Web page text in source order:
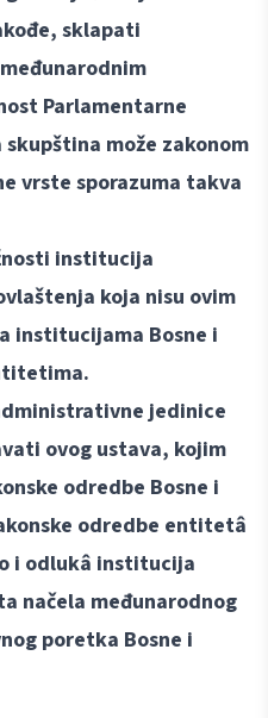
sklapati
Parlamentarne
može zakonom
vrste sporazuma takva
institucija
koja nisu ovim
institucijama Bosne i
jedinice
ovog ustava, kojim
odredbe Bosne i
odredbe entitetâ
i odlukâ institucija
načela međunarodnog
poretka Bosne i